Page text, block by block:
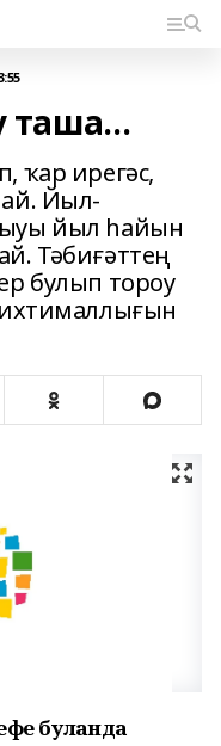
таша…
ҡар ирегәс,
Йыл-
йыл һайын
Тәбиғәттең
булып тороу
булғанда